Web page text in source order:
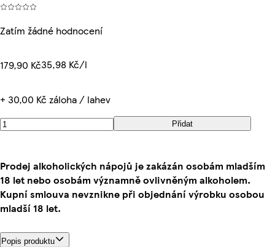
Zatím žádné hodnocení
179,90 Kč35,98 Kč/l
+ 30,00 Kč záloha / lahev
Přidat
Prodej alkoholických nápojů je zakázán osobám mladším
18 let nebo osobám významně ovlivněným alkoholem.
Kupní smlouva nevznikne při objednání výrobku osobou
mladší 18 let.
Popis produktu